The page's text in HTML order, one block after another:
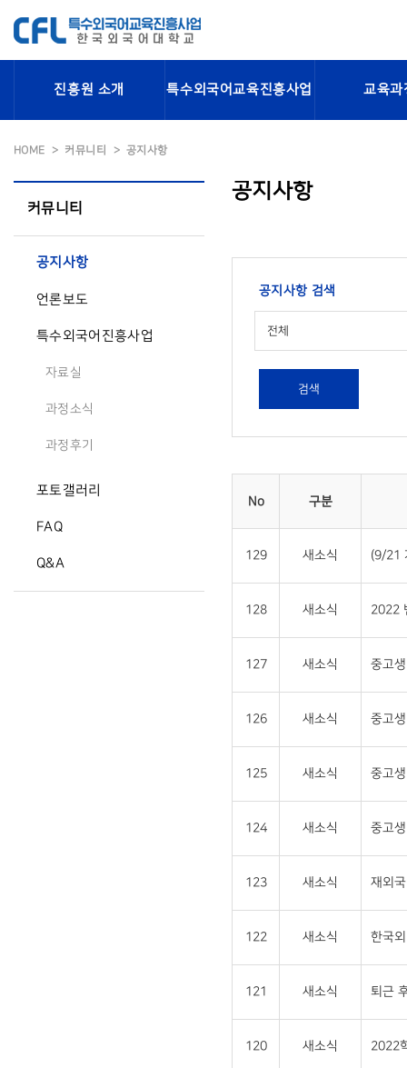
진흥원 소개 특수외국어교육진흥사업 교육과
HOME 커뮤니티 공지사항
커뮤니티
공지사항
언론보도
특수외국어진흥사업
자료실
과정소식
과정후기
포토갤러리
FAQ
Q&A
공지사항
공지사항 검색
전체
검색
No 구분
129 새소식 (9/21
128 새소식 2022
127 새소식 중고
126 새소식 중고
125 새소식 중고
124 새소식 중고
123 새소식 재외
122 새소식 한국
121 새소식 퇴근
120 새소식 2022